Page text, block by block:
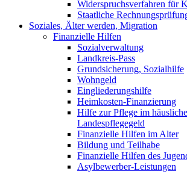
Widerspruchsverfahren für
Staatliche
Soziales, Älter werden, Migration
Finanzielle Hilfen
Sozialverwaltung
Landkreis-Pass
Grundsicherung, Sozialhilfe
Wohngeld
Eingliederungshilfe
Heimkosten-Finanzierung
Hilfe zur Pflege im
Landespflegegeld
Finanzielle Hilfen im Alter
Bildung und Teilhabe
Finanzielle Hilfen des
Asylbewerber-Leistungen